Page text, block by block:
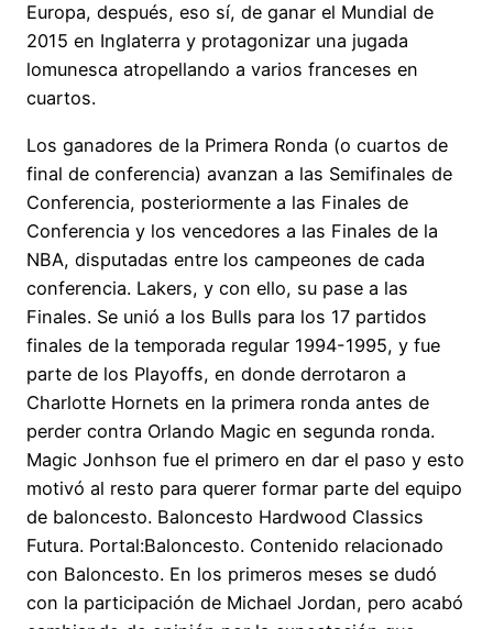
Europa, después, eso sí, de ganar el Mundial de
2015 en Inglaterra y protagonizar una jugada
lomunesca atropellando a varios franceses en
cuartos.
Los ganadores de la Primera Ronda (o cuartos de
final de conferencia) avanzan a las Semifinales de
Conferencia, posteriormente a las Finales de
Conferencia y los vencedores a las Finales de la
NBA, disputadas entre los campeones de cada
conferencia. Lakers, y con ello, su pase a las
Finales. Se unió a los Bulls para los 17 partidos
finales de la temporada regular 1994-1995, y fue
parte de los Playoffs, en donde derrotaron a
Charlotte Hornets en la primera ronda antes de
perder contra Orlando Magic en segunda ronda.
Magic Jonhson fue el primero en dar el paso y esto
motivó al resto para querer formar parte del equipo
de baloncesto. Baloncesto Hardwood Classics
Futura. Portal:Baloncesto. Contenido relacionado
con Baloncesto. En los primeros meses se dudó
con la participación de Michael Jordan, pero acabó